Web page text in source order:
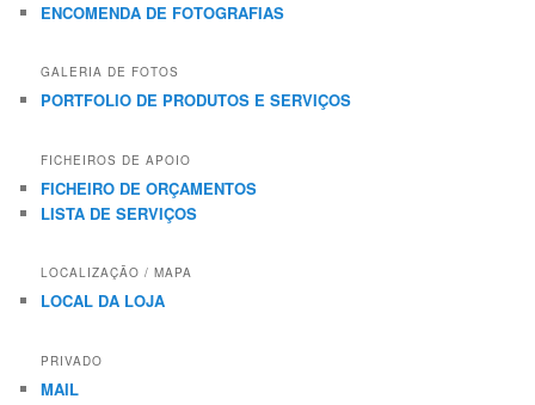
ENCOMENDA DE FOTOGRAFIAS
GALERIA DE FOTOS
PORTFOLIO DE PRODUTOS E SERVIÇOS
FICHEIROS DE APOIO
FICHEIRO DE ORÇAMENTOS
LISTA DE SERVIÇOS
LOCALIZAÇÃO / MAPA
LOCAL DA LOJA
PRIVADO
MAIL